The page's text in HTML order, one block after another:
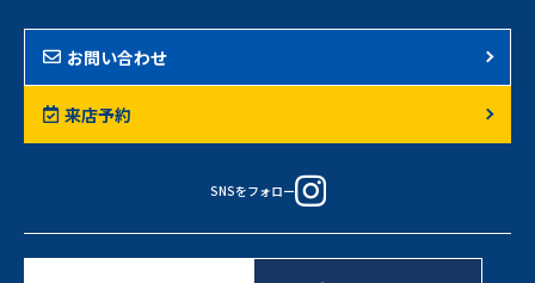
お問い合わせ
来店予約
SNSをフォロー